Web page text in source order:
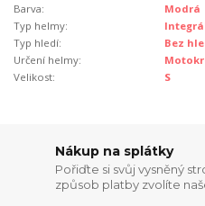
Barva:
Modrá
Typ helmy:
Typ hledí:
Bez
Určení helmy:
Velikost:
S
Nákup na splátky
Pořiďte si svůj vysněný
způsob platby zvolíte